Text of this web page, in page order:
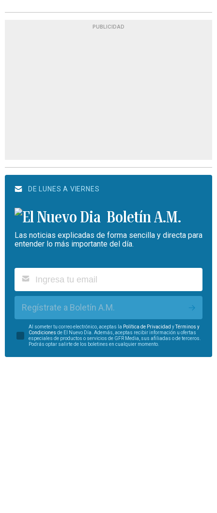
PUBLICIDAD
DE LUNES A VIERNES
Boletín A.M.
Las noticias explicadas de forma sencilla y directa para
entender lo más importante del día.
Regístrate a Boletín A.M.
Al someter tu correo electrónico, aceptas la Política de Privacidad yTérminos y
Condiciones de El Nuevo Día. Además, aceptas recibir información u ofertas
especiales de productos o servicios de GFR Media, sus afiliadas o de terceros.
Podrás optar salirte de los boletines en cualquier momento.